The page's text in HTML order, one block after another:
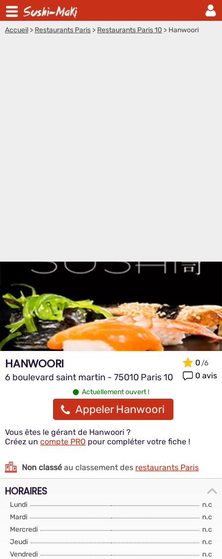
Accueil > Restaurants Paris > Restaurants Paris 10 > Hanwoori
HANWOORI
6 boulevard saint martin - 75010 Paris 10
0
0 avis
Actuellement ouvert !
Appeler Hanwoori
Vous êtes le gérant de Hanwoori ?
Créez un compte PRO pour compléter votre fiche !
Non classé au classement des restaurants Paris
HORAIRES
Lundi
n.c
Mardi
n.c
Mercredi
n.c
Jeudi
n.c
Vendredi
n.c